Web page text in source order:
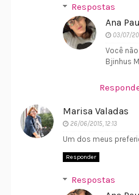
Respostas
Ana
03/07/
Você
Bjinhus
Marisa Valadas
26/06/2015, 12:13
Um dos meus
Responder
Respostas